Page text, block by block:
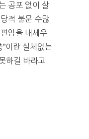
공포 없이 살
적 불문 수많
임을 내세우
”이란 실체없는
하길 바라고